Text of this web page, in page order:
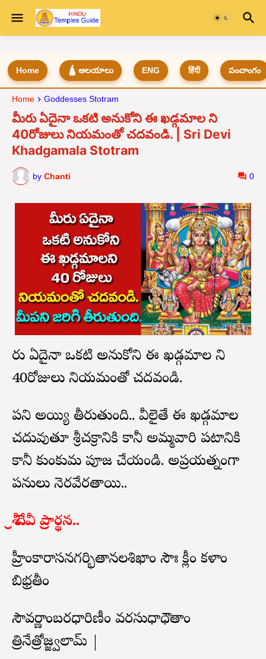
Home 🛕 ఆలయాలు ENG हिंदी పంచాంగం
Home Goddesses Stotram
మీరు ఏదైనా ఒకటి అనుకోని ఈ ఖడ్గమాల ని
40రోజులు నియమంతో చదవండి. | Sri Devi
Khadgamala Stotram
by Chanti 0
మీరు ఏదైనా ఒకటి అనుకోని ఈ ఖడ్గమాల ని
40రోజులు నియమంతో చదవండి.
మీపని అయ్యి తీరుతుంది.. వీలైతే ఈ ఖడ్గమాల
చదువుతూ శ్రీచక్రానికి కానీ అమ్మవారి పటానికి
కానీ కుంకుమ పూజ చేయండి. అప్రయత్నంగా
మీపనులు నెరవేరతాయి..
శ్రీ దేవీ ప్రార్థన..
హ్రీంకారాసనగర్భితానలశిఖాం సౌః క్లీం కళాం
బిభ్రతీం
సౌవర్ణాంబరధారిణీం వరసుధాధౌతాం
త్రినేత్రోజ్జ్వలామ్ |